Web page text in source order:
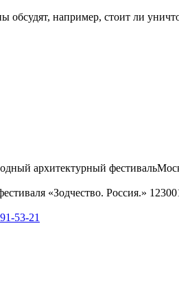
например, стоит ли
архитектурный фестиваль
«Зодчество. Россия.»
53-21